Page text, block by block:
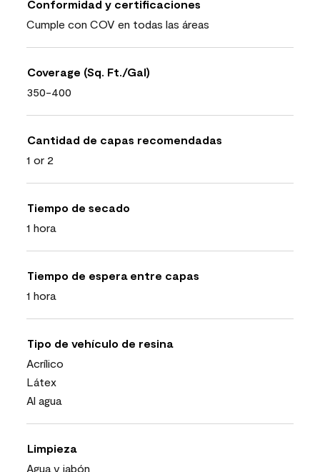
Conformidad y certificaciones
Cumple con COV en todas las áreas
Coverage (Sq. Ft./Gal)
350-400
Cantidad de capas recomendadas
1 or 2
Tiempo de secado
1 hora
Tiempo de espera entre capas
1 hora
Tipo de vehículo de resina
Acrílico
Látex
Al agua
Limpieza
Agua y jabón